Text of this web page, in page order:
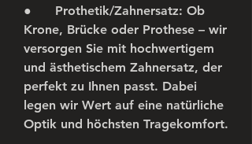
● Prothetik/Zahnersatz: Ob
Krone, Brücke oder Prothese – wir
versorgen Sie mit hochwertigem
und ästhetischem Zahnersatz, der
perfekt zu Ihnen passt. Dabei
legen wir Wert auf eine natürliche
Optik und höchsten Tragekomfort.